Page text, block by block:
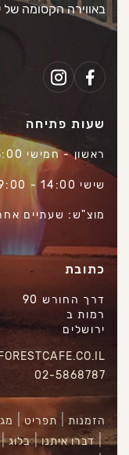
באווירה הקסומה של
הזמנות תפריט
דברו איתנו
בלוג
שעות פתיחה
ראשון - חמישי 23:00 - 10:00
שישי 14:00 - 9:00
מוצ"ש: שעתיים אחרי
כתובת
דרך החורש 90
רמות ב
ירושלים
02-5868787